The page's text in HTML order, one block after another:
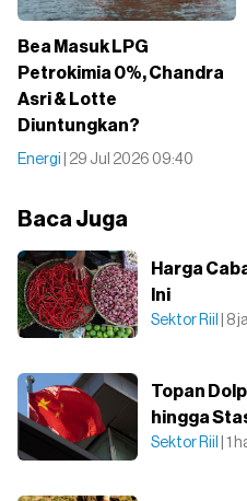
Bea Masuk LPG
Petrokimia 0%, Chandra
Asri & Lotte
Diuntungkan?
Energi | 29 Jul 2026 09:40
Baca Juga
Harga
Ini
Sektor Riil | 8
Topan
hingga
Sektor Riil | 1